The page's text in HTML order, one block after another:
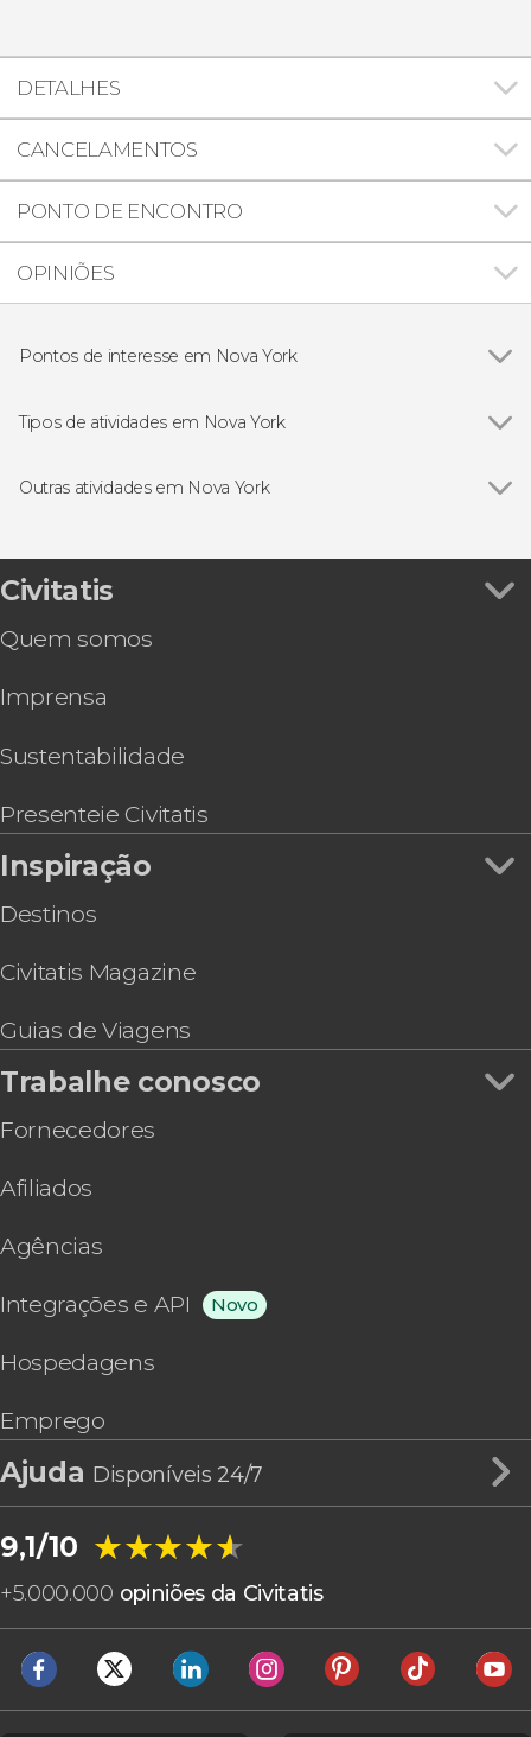
DETALHES
CANCELAMENTOS
PONTO DE ENCONTRO
OPINIÕES
Pontos de interesse em Nova York
Estátua da Liberdade
Rockefeller Center
Madison Square Garden
Grand Central Terminal
Top of The Rock
Memorial & Museu Nacional do 11 de Setembro
Tipos de atividades em Nova York
Ingressos em Nova York
Visitas guiadas por Nova York
Cartões turísticos de Nova York
Eventos esportivos em Nova York
Outras atividades em Nova York
Excursão a Washington DC
Ingresso do Museu Americano de História
Go City: New York Explorer Pass, até 10 atrações
Tour VIP pelo Brooklyn, Bronx e Queens
Ingresso para o MoMA
Hard Rock Cafe Nova York
Ingresso do mirante One Times Square
Civitatis
Quem somos
Imprensa
Sustentabilidade
Presenteie Civitatis
Inspiração
Destinos
Civitatis Magazine
Guias de Viagens
Trabalhe conosco
Fornecedores
Afiliados
Agências
Integrações e API Novo
Hospedagens
Emprego
Ajuda Disponíveis 24/7
9,1/10 ★★★★★
★★★★★
+5.000.000 opiniões da Civitatis